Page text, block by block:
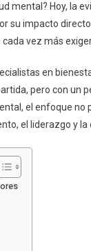
mental? Hoy, la
su impacto
vez más
en
pero con un
el enfoque
el liderazgo y la